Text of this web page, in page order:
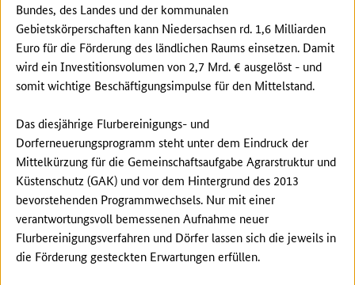
Bundes, des Landes und der kommunalen
Gebietskörperschaften kann Niedersachsen rd. 1,6 Milliarden
Euro für die Förderung des ländlichen Raums einsetzen. Damit
wird ein Investitionsvolumen von 2,7 Mrd. € ausgelöst - und
somit wichtige Beschäftigungsimpulse für den Mittelstand.
Das diesjährige Flurbereinigungs- und
Dorferneuerungsprogramm steht unter dem Eindruck der
Mittelkürzung für die Gemeinschaftsaufgabe Agrarstruktur und
Küstenschutz (GAK) und vor dem Hintergrund des 2013
bevorstehenden Programmwechsels. Nur mit einer
verantwortungsvoll bemessenen Aufnahme neuer
Flurbereinigungsverfahren und Dörfer lassen sich die jeweils in
die Förderung gesteckten Erwartungen erfüllen.